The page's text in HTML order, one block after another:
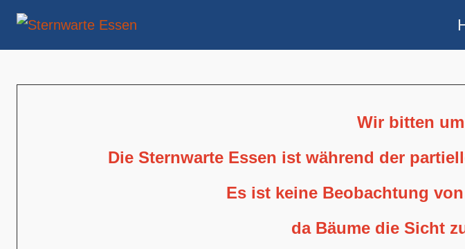
Wir bitten
Die Sternwarte Essen ist während der
Es ist keine Beobachtung
da Bäume die Sicht